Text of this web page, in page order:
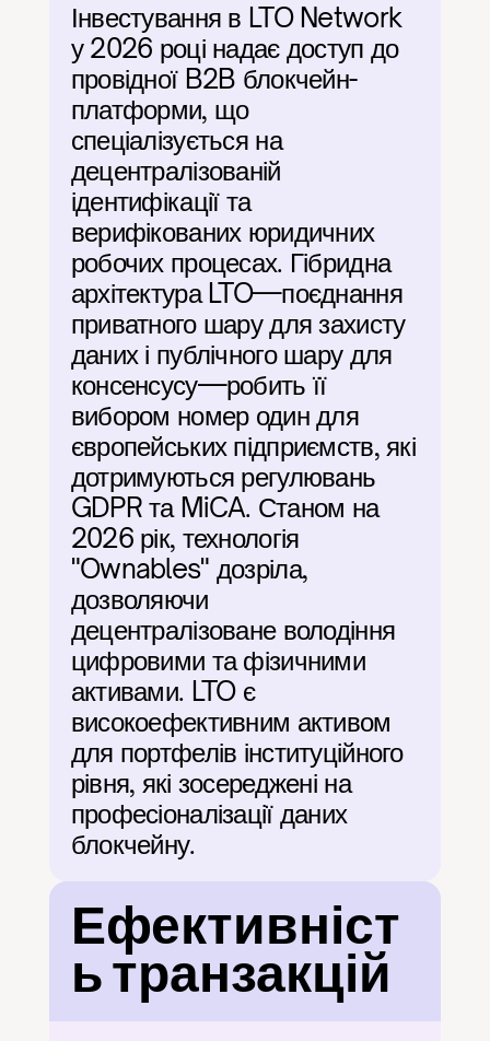
Інвестування в LTO Network
у 2026 році надає доступ до
провідної B2B блокчейн-
платформи, що
спеціалізується на
децентралізованій
ідентифікації та
верифікованих юридичних
робочих процесах. Гібридна
архітектура LTO—поєднання
приватного шару для захисту
даних і публічного шару для
консенсусу—робить її
вибором номер один для
європейських підприємств, які
дотримуються регулювань
GDPR та MiCA. Станом на
2026 рік, технологія
"Ownables" дозріла,
дозволяючи
децентралізоване володіння
цифровими та фізичними
активами. LTO є
високоефективним активом
для портфелів інституційного
рівня, які зосереджені на
професіоналізації даних
блокчейну.
Ефективніст
ь транзакцій